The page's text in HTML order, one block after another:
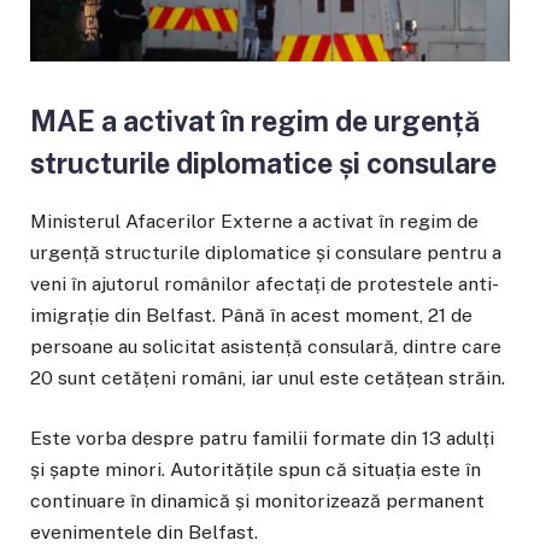
MAE a activat în regim de urgență
structurile diplomatice și consulare
Ministerul Afacerilor Externe a activat în regim de
urgență structurile diplomatice și consulare pentru a
veni în ajutorul românilor afectați de protestele anti-
imigrație din Belfast. Până în acest moment, 21 de
persoane au solicitat asistență consulară, dintre care
20 sunt cetățeni români, iar unul este cetățean străin.
Este vorba despre patru familii formate din 13 adulți
și șapte minori. Autoritățile spun că situația este în
continuare în dinamică și monitorizează permanent
evenimentele din Belfast.